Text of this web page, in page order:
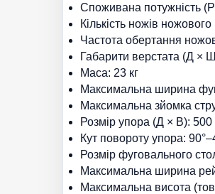
Споживана потужність
Кількість ножів
Частота обертання
Габарити верстата (Д ×
Маса: 23 кг
Максимальна ширина
Максимальна зйомка
Розмір упора (Д × В):
Кут повороту упора:
Розмір фуговального
Максимальна ширина
Максимальна висота